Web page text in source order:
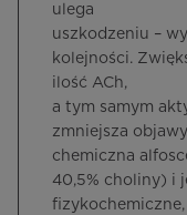
ulega
uszkodzeniu –
kolejności.
ilość ACh,
a tym samym
zmniejsza
chemiczna
40,5% choliny) i
fizykochemiczne,